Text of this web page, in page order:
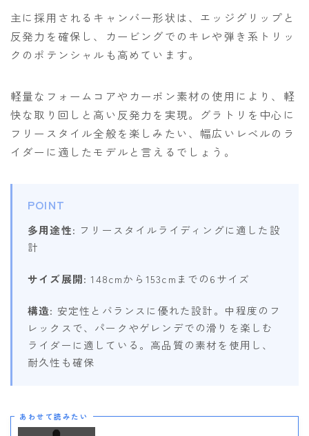
主に採用されるキャンバー形状は、エッジグリップと
反発力を確保し、カービングでのキレや弾き系トリッ
クのポテンシャルも高めています。
軽量なフォームコアやカーボン素材の使用により、軽
快な取り回しと高い反発力を実現。グラトリを中心に
フリースタイル全般を楽しみたい、幅広いレベルのラ
イダーに適したモデルと言えるでしょう。
POINT
多用途性: フリースタイルライディングに適した設
計
サイズ展開: 148cmから153cmまでの6サイズ
構造: 安定性とバランスに優れた設計。中程度のフ
レックスで、パークやゲレンデでの滑りを楽しむ
ライダーに適している。高品質の素材を使用し、
耐久性も確保
あわせて読みたい